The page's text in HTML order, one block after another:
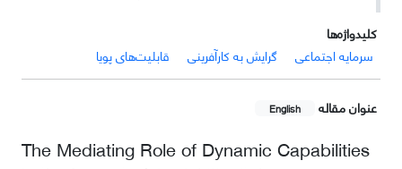
کلیدواژه‌ها
سرمایه اجتماعی
گرایش به کارآفرینی قابلیت‌های پویا
عنوان مقاله English
The Mediating Role of Dynamic Capabilities